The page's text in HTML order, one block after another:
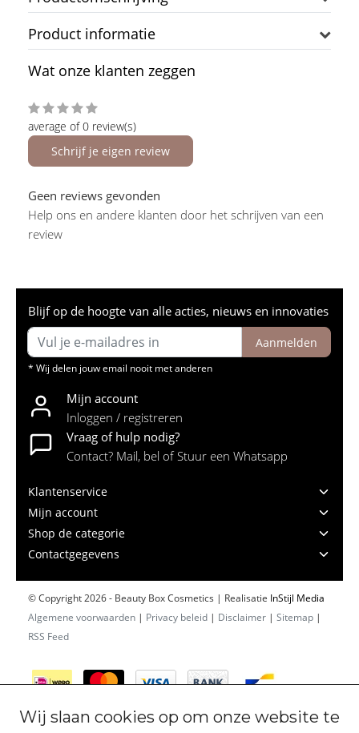
Product informatie
Wat onze klanten zeggen
average of 0 review(s)
Schrijf je eigen review
Geen reviews gevonden
Help ons en andere klanten door het schrijven van een
review
Blijf op de hoogte van alle acties, nieuws en innovaties
Aanmelden
* Wij delen jouw email nooit met anderen
Mijn account
Inloggen / registreren
Vraag of hulp nodig?
Contact? Mail, bel of Stuur een Whatsapp
Klantenservice
Mijn account
Shop de categorie
Contactgegevens
© Copyright 2026 - Beauty Box Cosmetics | Realisatie InStijl Media
Algemene voorwaarden | Privacy beleid | Disclaimer | Sitemap |
RSS Feed
Wij slaan cookies op om onze website te